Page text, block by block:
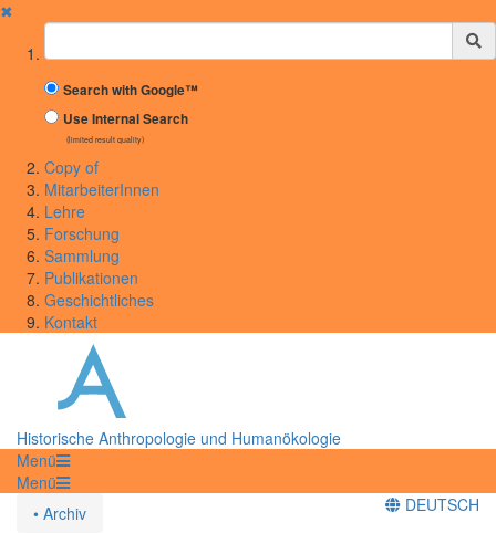
✖
Suchbegriff
Search with Google™
Use Internal Search
(limited result quality)
Copy of
MitarbeiterInnen
Lehre
Forschung
Sammlung
Publikationen
Geschichtliches
Kontakt
Historische Anthropologie und Humanökologie
Menü
Menü
• Archiv
DEUTSCH